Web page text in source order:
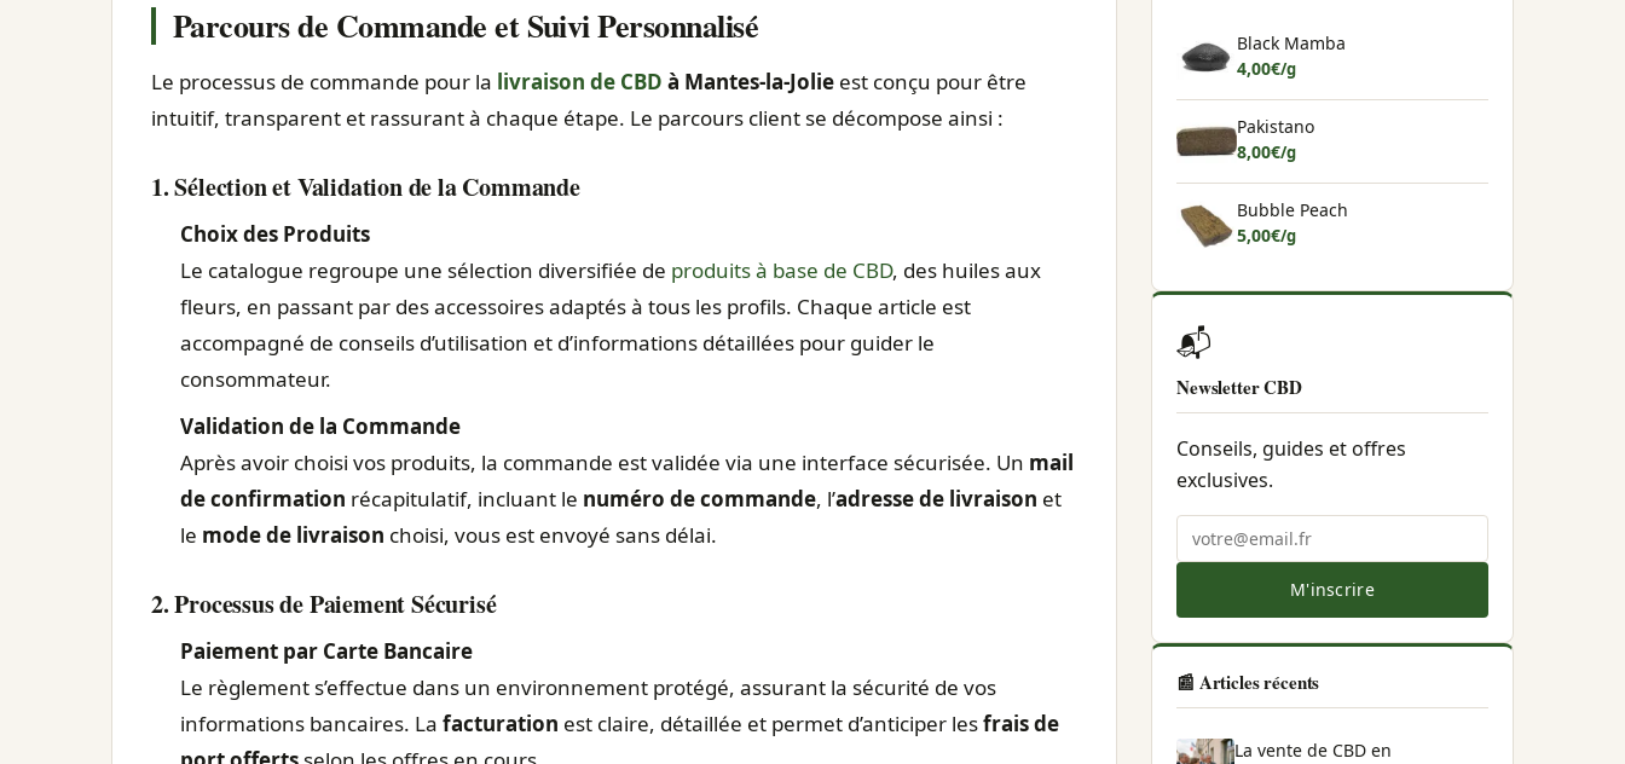
Parcours de Commande et Suivi Personnalisé
Le processus de commande pour la livraison de CBD à Mantes-la-Jolie est conçu pour être
intuitif, transparent et rassurant à chaque étape. Le parcours client se décompose ainsi :
1. Sélection et Validation de la Commande
Choix des Produits
Le catalogue regroupe une sélection diversifiée de produits à base de CBD, des huiles aux
fleurs, en passant par des accessoires adaptés à tous les profils. Chaque article est
accompagné de conseils d’utilisation et d’informations détaillées pour guider le
consommateur.
Validation de la Commande
Après avoir choisi vos produits, la commande est validée via une interface sécurisée. Un mail
de confirmation récapitulatif, incluant le numéro de commande, l’adresse de livraison et
le mode de livraison choisi, vous est envoyé sans délai.
2. Processus de Paiement Sécurisé
Paiement par Carte Bancaire
Le règlement s’effectue dans un environnement protégé, assurant la sécurité de vos
informations bancaires. La facturation est claire, détaillée et permet d’anticiper lesfrais de
Black Mamba
4,00€/g
Pakistano
8,00€/g
Bubble Peach
5,00€/g
📬
Newsletter CBD
Conseils, guides et offres
exclusives.
M'inscrire
📰 Articles récents
La vente de CBD en